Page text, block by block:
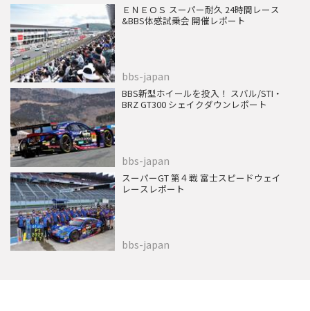
ＥＮＥＯＳ スーパー耐久 24時間レース
&BBS体感試乗会 開催レポート
bbs-japan
BBS新型ホイールを投入！ スバル/STI・
BRZ GT300 シェイクダウンレポート
bbs-japan
スーパーGT 第４戦 富士スピードウェイ
レースレポート
bbs-japan